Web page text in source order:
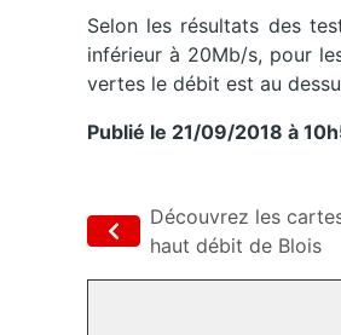
Selon les résultats des
inférieur à 20Mb/s, pour
vertes le débit est au
Publié le 21/09/2018 à
Découvrez les
haut débit de Blois